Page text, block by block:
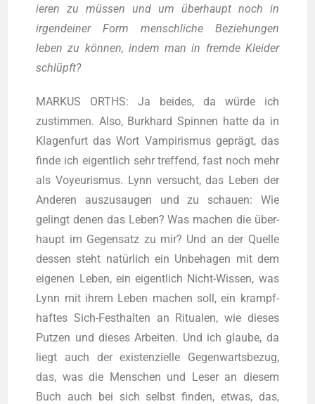
ie­ren zu müs­sen und um über­haupt noch in
irgend­ei­ner Form mensch­li­che Bezie­hun­gen
leben zu kön­nen, indem man in frem­de Klei­der
schlüpft?
MARKUS ORTHS: Ja bei­des, da wür­de ich
zustim­men. Also, Burk­hard Spin­nen hat­te da in
Kla­gen­furt das Wort Vam­pi­ris­mus geprägt, das
fin­de ich eigent­lich sehr tref­fend, fast noch mehr
als Voy­eu­ris­mus. Lynn ver­sucht, das Leben der
Ande­ren aus­zu­sau­gen und zu schau­en: Wie
gelingt denen das Leben? Was machen die über­
haupt im Gegen­satz zu mir? Und an der Quel­le
des­sen steht natür­lich ein Unbe­ha­gen mit dem
eige­nen Leben, ein eigent­lich Nicht-Wis­sen, was
Lynn mit ihrem Leben machen soll, ein krampf­
haf­tes Sich-Fest­hal­ten an Ritua­len, wie die­ses
Put­zen und die­ses Arbei­ten. Und ich glau­be, da
liegt auch der exis­ten­zi­el­le Gegen­warts­be­zug,
das, was die Men­schen und Leser an die­sem
Buch auch bei sich selbst fin­den, etwas, das,